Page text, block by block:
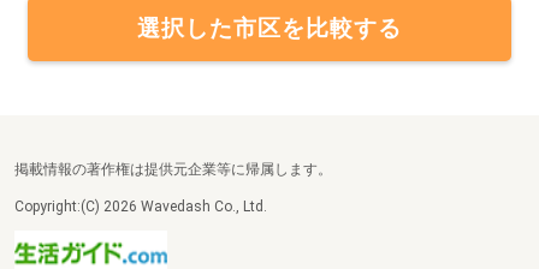
選択した市区を比較する
掲載情報の著作権は提供元企業等に帰属します。
Copyright:(C) 2026 Wavedash Co., Ltd.